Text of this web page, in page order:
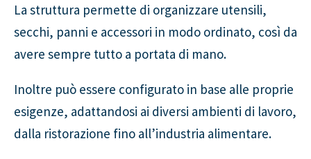
La struttura permette di organizzare utensili,
secchi, panni e accessori in modo ordinato, così da
avere sempre tutto a portata di mano.
Inoltre può essere configurato in base alle proprie
esigenze, adattandosi ai diversi ambienti di lavoro,
dalla ristorazione fino all’industria alimentare.